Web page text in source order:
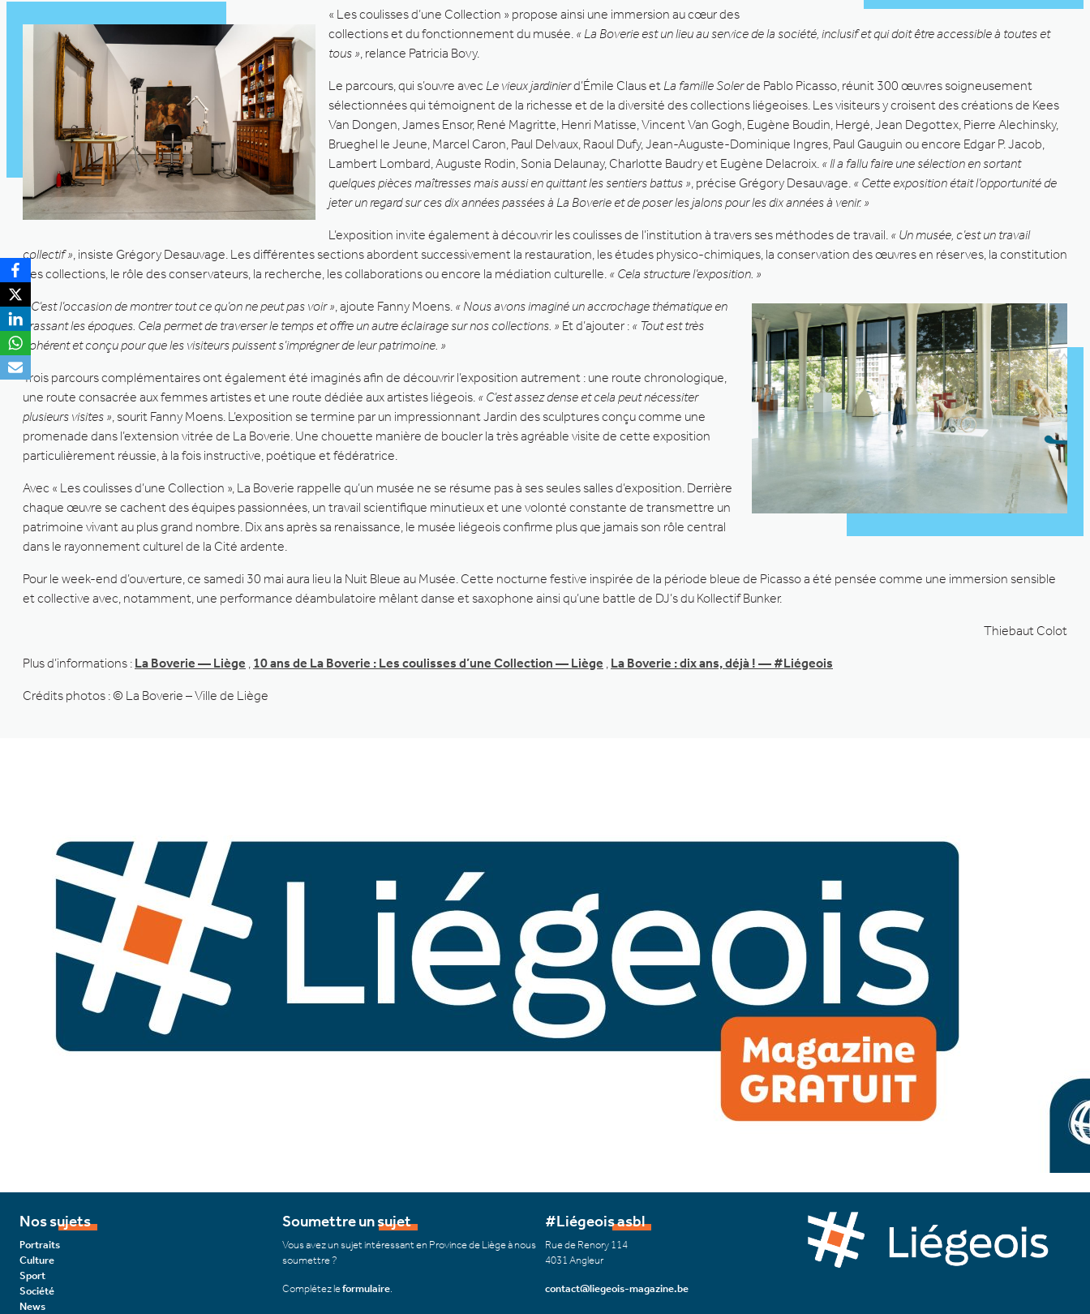
« Les coulisses d’une Collection » propose ainsi une immersion au cœur des
collections et du fonctionnement du musée. « La Boverie est un lieu au service de la société, inclusif et qui doit être accessible à toutes et
tous », relance Patricia Bovy.
Le parcours, qui s’ouvre avec Le vieux jardinierd’Émile Claus et La famille Solerde Pablo Picasso, réunit 300 œuvres soigneusement
sélectionnées qui témoignent de la richesse et de la diversité des collections liégeoises. Les visiteurs y croisent des créations de Kees
Van Dongen, James Ensor, René Magritte, Henri Matisse, Vincent Van Gogh, Eugène Boudin, Hergé, Jean Degottex, Pierre Alechinsky,
Brueghel le Jeune, Marcel Caron, Paul Delvaux, Raoul Dufy, Jean-Auguste-Dominique Ingres, Paul Gauguin ou encore Edgar P. Jacob,
Lambert Lombard, Auguste Rodin, Sonia Delaunay, Charlotte Baudry et Eugène Delacroix. « Il a fallu faire une sélection en sortant
quelques pièces maîtresses mais aussi en quittant les sentiers battus », précise Grégory Desauvage. « Cette exposition était l’opportunité de
jeter un regard sur ces dix années passées à La Boverie et de poser les jalons pour les dix années à venir. »
L’exposition invite également à découvrir les coulisses de l’institution à travers ses méthodes de travail. « Un musée, c’est un travail
collectif », insiste Grégory Desauvage. Les différentes sections abordent successivement la restauration, les études physico-chimiques, la conservation des œuvres en réserves, la constitution
des collections, le rôle des conservateurs, la recherche, les collaborations ou encore la médiation culturelle. « Cela structure l’exposition. »
« C’est l’occasion de montrer tout ce qu’on ne peut pas voir », ajoute Fanny Moens. « Nous avons imaginé un accrochage thématique en
brassant les époques. Cela permet de traverser le temps et offre un autre éclairage sur nos collections. » Et d’ajouter : « Tout est très
cohérent et conçu pour que les visiteurs puissent s’imprégner de leur patrimoine. »
Trois parcours complémentaires ont également été imaginés afin de découvrir l’exposition autrement : une route chronologique,
une route consacrée aux femmes artistes et une route dédiée aux artistes liégeois. « C’est assez dense et cela peut nécessiter
plusieurs visites », sourit Fanny Moens. L’exposition se termine par un impressionnant Jardin des sculptures conçu comme une
promenade dans l’extension vitrée de La Boverie. Une chouette manière de boucler la très agréable visite de cette exposition
particulièrement réussie, à la fois instructive, poétique et fédératrice.
Avec « Les coulisses d’une Collection », La Boverie rappelle qu’un musée ne se résume pas à ses seules salles d’exposition. Derrière
chaque œuvre se cachent des équipes passionnées, un travail scientifique minutieux et une volonté constante de transmettre un
patrimoine vivant au plus grand nombre. Dix ans après sa renaissance, le musée liégeois confirme plus que jamais son rôle central
dans le rayonnement culturel de la Cité ardente.
Pour le week-end d’ouverture, ce samedi 30 mai aura lieu la Nuit Bleue au Musée. Cette nocturne festive inspirée de la période bleue de Picasso a été pensée comme une immersion sensible
et collective avec, notamment, une performance déambulatoire mêlant danse et saxophone ainsi qu’une battle de DJ’s du Kollectif Bunker.
Thiebaut Colot
Plus d’informations : La Boverie — Liège , 10 ans de La Boverie : Les coulisses d’une Collection — Liège , La Boverie : dix ans, déjà ! — #Liégeois
Crédits photos : © La Boverie – Ville de Liège
Nos sujets
Portraits
Culture
Sport
Société
News
Soumettre un sujet
Vous avez un sujet intéressant en Province de Liège à nous
soumettre ?
Complétez leformulaire
#Liégeois asbl
Rue de Renory 114
4031 Angleur
contact@liegeois-magazine.be